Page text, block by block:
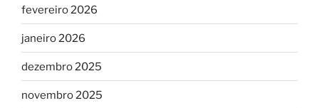
fevereiro 2026
janeiro 2026
dezembro 2025
novembro 2025